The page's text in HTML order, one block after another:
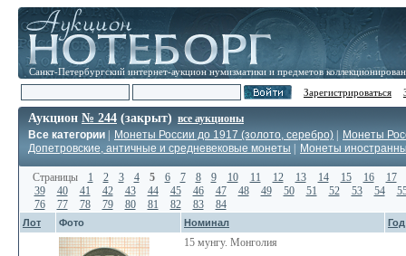
Санкт-Петербургский интернет-аукцион нумизматики и предметов
Зарегистрироваться
Аукцион № 244 (закрыт) все аукционы
Все категории
Монеты России до 1917 (золото, серебро)
Монеты
Допетровские, античные и средневековые монеты
Монеты
Страницы 1 2 3 4 5 6 7 8 9 10 11 12 13 14 15 16
17
39
40 41 42 43 44 45 46 47 48 49 50 51 52 53 54
76
77 78 79 80 81 82 83 84
Лот Фото Номинал Год
15 мунгу. Монголия